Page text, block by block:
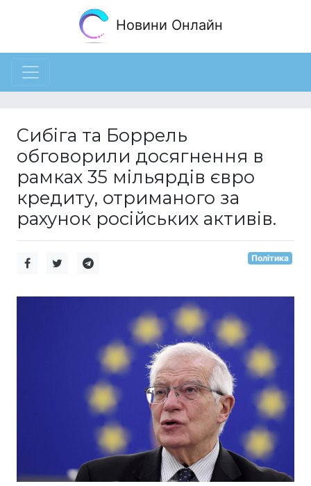
Новини Онлайн
Сибіга та Боррель
обговорили досягнення в
рамках 35 мільярдів євро
кредиту, отриманого за
рахунок російських активів.
Політика